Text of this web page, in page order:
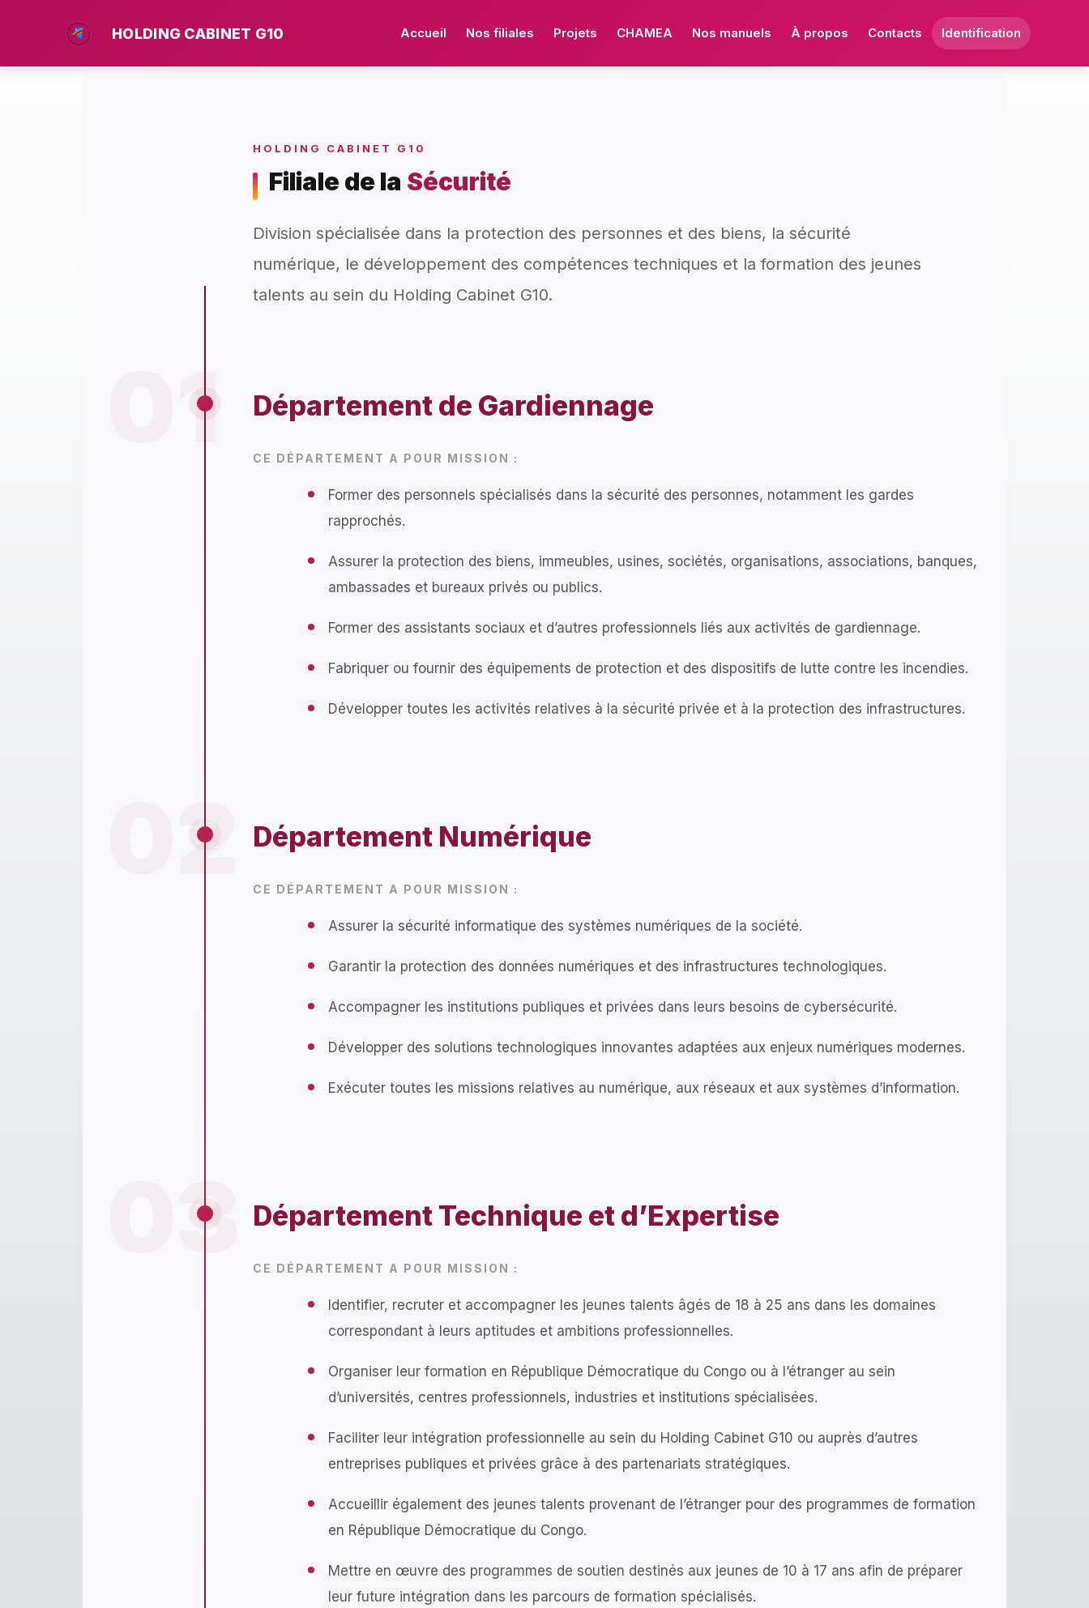
HOLDING CABINET G10 Accueil Nos filiales Projets CHAMEA Nos manuels À propos Contacts Identification
HOLDING CABINET G10
Filiale de la Sécurité
Division spécialisée dans la protection des personnes et des biens, la sécurité
numérique, le développement des compétences techniques et la formation des jeunes
talents au sein du Holding Cabinet G10.
01 Département de Gardiennage
CE DÉPARTEMENT A POUR MISSION :
Former des personnels spécialisés dans la sécurité des personnes, notamment les gardes
rapprochés.
Assurer la protection des biens, immeubles, usines, sociétés, organisations, associations, banques,
ambassades et bureaux privés ou publics.
Former des assistants sociaux et d’autres professionnels liés aux activités de gardiennage.
Fabriquer ou fournir des équipements de protection et des dispositifs de lutte contre les incendies.
Développer toutes les activités relatives à la sécurité privée et à la protection des infrastructures.
02 Département Numérique
CE DÉPARTEMENT A POUR MISSION :
Assurer la sécurité informatique des systèmes numériques de la société.
Garantir la protection des données numériques et des infrastructures technologiques.
Accompagner les institutions publiques et privées dans leurs besoins de cybersécurité.
Développer des solutions technologiques innovantes adaptées aux enjeux numériques modernes.
Exécuter toutes les missions relatives au numérique, aux réseaux et aux systèmes d’information.
03 Département Technique et d’Expertise
CE DÉPARTEMENT A POUR MISSION :
Identifier, recruter et accompagner les jeunes talents âgés de 18 à 25 ans dans les domaines
correspondant à leurs aptitudes et ambitions professionnelles.
Organiser leur formation en République Démocratique du Congo ou à l’étranger au sein
d’universités, centres professionnels, industries et institutions spécialisées.
Faciliter leur intégration professionnelle au sein du Holding Cabinet G10 ou auprès d’autres
entreprises publiques et privées grâce à des partenariats stratégiques.
Accueillir également des jeunes talents provenant de l’étranger pour des programmes de formation
en République Démocratique du Congo.
Mettre en œuvre des programmes de soutien destinés aux jeunes de 10 à 17 ans afin de préparer
leur future intégration dans les parcours de formation spécialisés.